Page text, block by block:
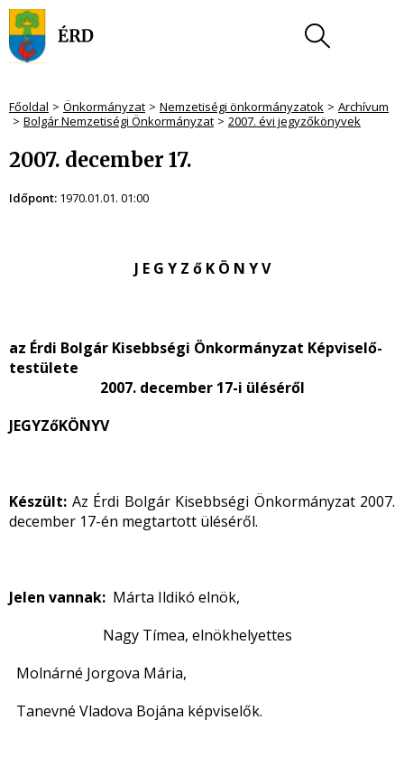
Főoldal Önkormányzat Nemzetiségi önkormányzatok
Archívum
Bolgár Nemzetiségi Önkormányzat
2007. évi jegyzőkönyvek
2007. december 17.
Időpont: 1970.01.01. 01:00
J E G Y Z ő K Ö N Y V
az Érdi Bolgár Kisebbségi Önkormányzat Képviselő-
testülete
2007. december 17-i üléséről
JEGYZőKÖNYV
Készült: Az Érdi Bolgár Kisebbségi Önkormányzat 2007.
december 17-én megtartott üléséről.
Jelen vannak: Márta Ildikó elnök,
Nagy Tímea, elnökhelyettes
Molnárné Jorgova Mária,
Tanevné Vladova Bojána képviselők.